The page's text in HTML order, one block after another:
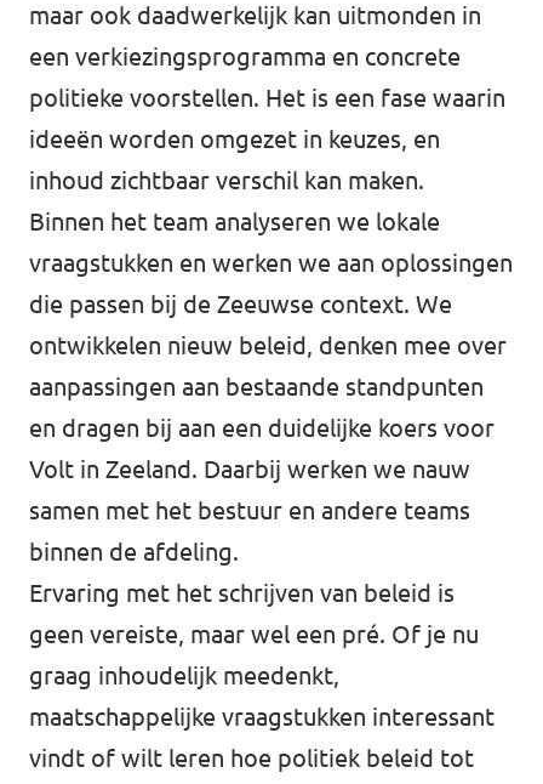
maar ook daadwerkelijk kan uitmonden in
een verkiezingsprogramma en concrete
politieke voorstellen. Het is een fase waarin
ideeën worden omgezet in keuzes, en
inhoud zichtbaar verschil kan maken.
Binnen het team analyseren we lokale
vraagstukken en werken we aan oplossingen
die passen bij de Zeeuwse context. We
ontwikkelen nieuw beleid, denken mee over
aanpassingen aan bestaande standpunten
en dragen bij aan een duidelijke koers voor
Volt in Zeeland. Daarbij werken we nauw
samen met het bestuur en andere teams
binnen de afdeling.
Ervaring met het schrijven van beleid is
geen vereiste, maar wel een pré. Of je nu
graag inhoudelijk meedenkt,
maatschappelijke vraagstukken interessant
vindt of wilt leren hoe politiek beleid tot